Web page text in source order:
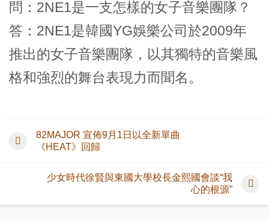
問：2NE1是一支怎樣的女子音樂團隊？
答：2NE1是韓國YG娛樂公司於2009年
推出的女子音樂團隊，以其獨特的音樂風
格和強烈的舞台表現力而聞名。
82MAJOR 宣佈9月1日以全新單曲
《HEAT》回歸
少女時代徐賢與東國大學校長金熙國會談“我
心的根源”